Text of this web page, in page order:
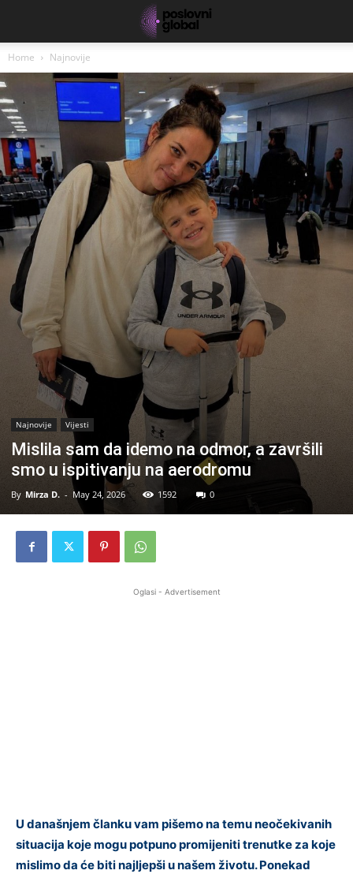
Home Najnovije
Najnovije Vijesti
Mislila sam da idemo na odmor, a završili
smo u ispitivanju na aerodromu
By Mirza D. - May 24, 2026 1592 0
Oglasi - Advertisement
U današnjem članku vam pišemo na temu neočekivanih
situacija koje mogu potpuno promijeniti trenutke za koje
mislimo da će biti najljepši u našem životu. Ponekad